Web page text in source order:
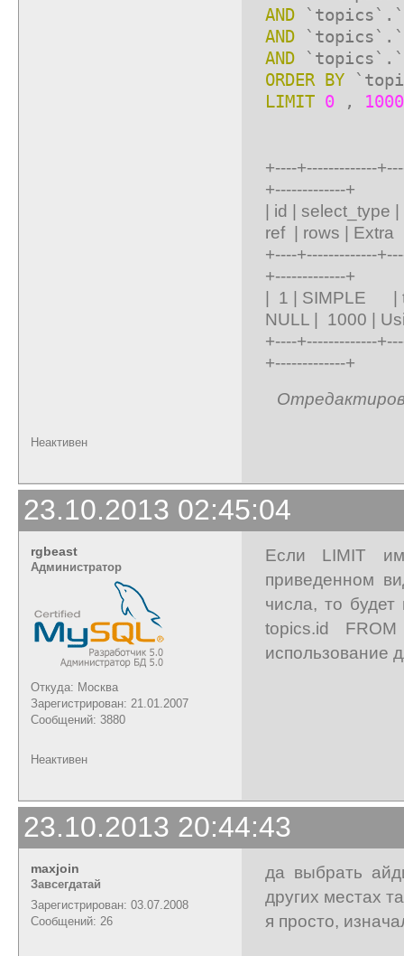
AND
AND
AND
ORDER BY
LIMIT 0 , 1000
+----+-------------
+-------------+
| id |
ref | rows |
+----+-------------
+-------------+
| 1 | SIMPLE |
NULL | 1000 |
+----+-------------
+-------------+
Неактивен
23.10.2013 02:45:04
rgbeast
Администратор
Откуда: Москва
Зарегистрирован: 21.01.2007
Сообщений: 3880
Если LIMIT
приведенном
числа, то
topics.id
использование
Неактивен
23.10.2013 20:44:43
maxjoin
Завсегдатай
Зарегистрирован: 03.07.2008
Сообщений: 26
да выбрать
других местах
я просто,